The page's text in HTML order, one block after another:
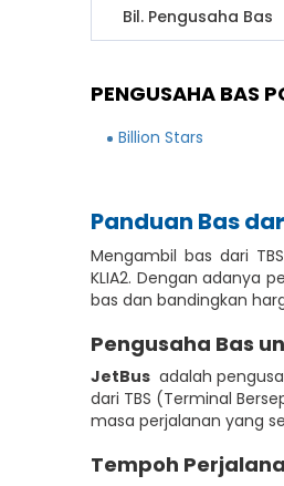
Bil. Pengusaha Bas
PENGUSAHA BAS
Billion Stars
Panduan Bas
Mengambil bas dari
KLIA2. Dengan adanya
bas dan bandingkan
Pengusaha Bas
JetBus adalah
dari TBS (Terminal
masa perjalanan yang
Tempoh